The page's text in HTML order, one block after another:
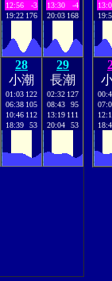
12:56
-3
19:22 176
13:30
-4
20:03 168
28
小潮
01:03 122
06:38 105
10:46 112
18:39
53
29
長潮
02:32 127
08:43
95
13:19 111
20:04
53